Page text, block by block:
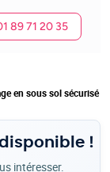
89 71 20 35
en sous sol sécurisé
!
intéresser.